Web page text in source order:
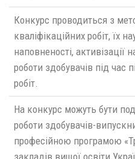
Конкурс проводиться з
кваліфікаційних робіт, їх
наповненості, активізації
роботи здобувачів під час
робіт.
На конкурс можуть бути
роботи здобувачів-
професійною програмою
закладів вищої освіти